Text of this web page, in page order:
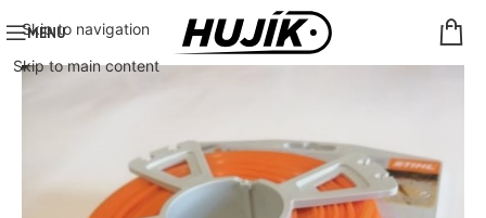
Skip to navigation
Skip to main content
MENU